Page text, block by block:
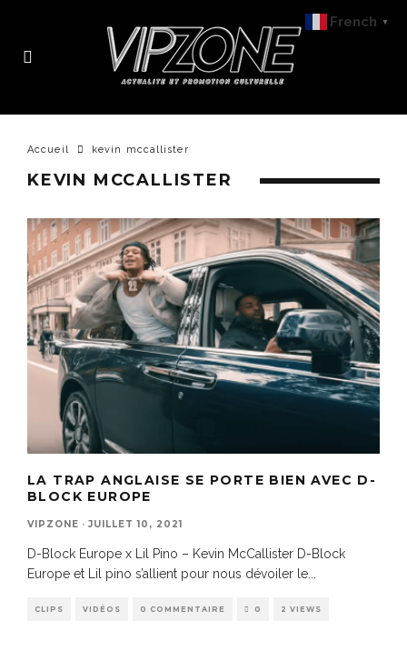
Accueil kevin mccallister
KEVIN MCCALLISTER
LA TRAP ANGLAISE SE PORTE BIEN AVEC D-
BLOCK EUROPE
VIPZONE · JUILLET 10, 2021
D-Block Europe x Lil Pino – Kevin McCallister D-Block
Europe et Lil pino s’allient pour nous dévoiler le
CLIPS VIDÉOS 0 COMMENTAIRE 0 2 VIEWS
French ▼